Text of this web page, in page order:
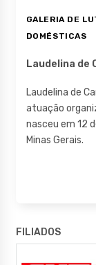
GALERIA DE
DOMÉSTICAS
Laudelina de
Laudelina de
atuação
nasceu em 12
Minas Gerais.
FILIADOS